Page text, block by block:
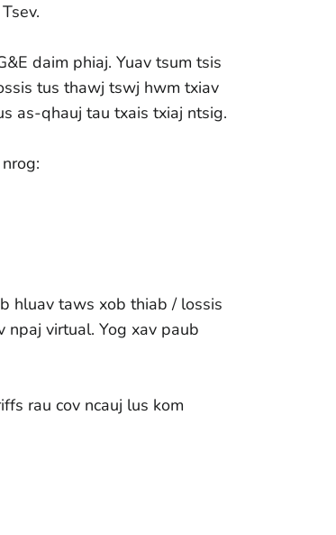
daim phiaj. Yuav tsum tsis
tus thawj tswj hwm txiav
as-qhauj tau txais txiaj ntsig.
hluav taws xob thiab / lossis
virtual. Yog xav paub
rau cov ncauj lus kom